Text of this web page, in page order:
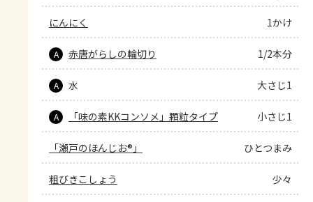
にんにく 1かけ
A 赤唐がらしの輪切り 1/2本分
A 水 大さじ1
A 「味の素KKコンソメ」顆粒タイプ 小さじ1
「瀬戸のほんじお®」 ひとつまみ
粗びきこしょう 少々